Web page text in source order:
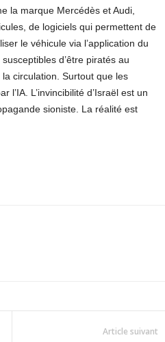
la marque Mercédès et Audi,
de logiciels qui permettent de
le véhicule via l’application du
d’être piratés au
circulation. Surtout que les
l’IA. L’invincibilité d’Israël est un
sioniste. La réalité est
Article suivant